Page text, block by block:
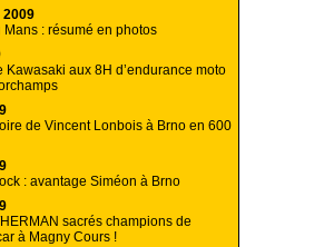
2009
: résumé en photos
Kawasaki aux 8H d’endurance moto
de Vincent Lonbois à Brno en 600
: avantage Siméon à Brno
sacrés champions de
à Magny Cours !